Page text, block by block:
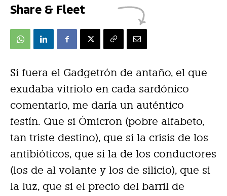
Share & Fleet
Si fuera el Gadgetrón de antaño, el que
exudaba vitriolo en cada sardónico
comentario, me daría un auténtico
festín. Que si Ómicron (pobre alfabeto,
tan triste destino), que si la crisis de los
antibióticos, que si la de los conductores
(los de al volante y los de silicio), que si
la luz, que si el precio del barril de